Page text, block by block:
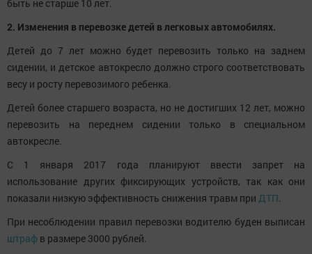
быть не старше 10 лет.
2. Изменения в перевозке детей в легковых автомобилях.
Детей до 7 лет можно будет перевозить только на заднем
сидении, и детское автокресло должно строго соответствовать
весу и росту перевозимого ребенка.
Детей более старшего возраста, но не достигших 12 лет, можно
перевозить на переднем сидении только в специальном
автокресле.
С 1 января 2017 года планируют ввести запрет на
использование других фиксирующих устройств, так как они
показали низкую эффективность снижения травм при ДТП
При несоблюдении правил перевозки водителю буден выписан
штраф в размере 3000 рублей.